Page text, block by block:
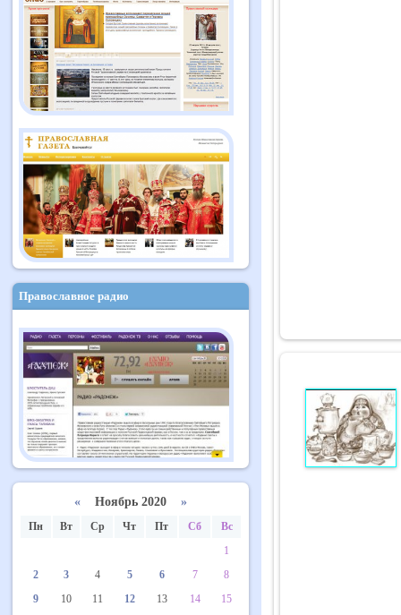
Православное радио
« Ноябрь 2020 »
Пн Вт Ср Чт Пт Сб
Вс
1
2
3 4 5 6 7
8
9
10 11 12 13 14
15